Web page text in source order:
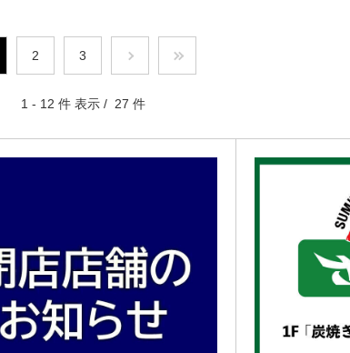
2 3
1 - 12 件 表示 / 27 件